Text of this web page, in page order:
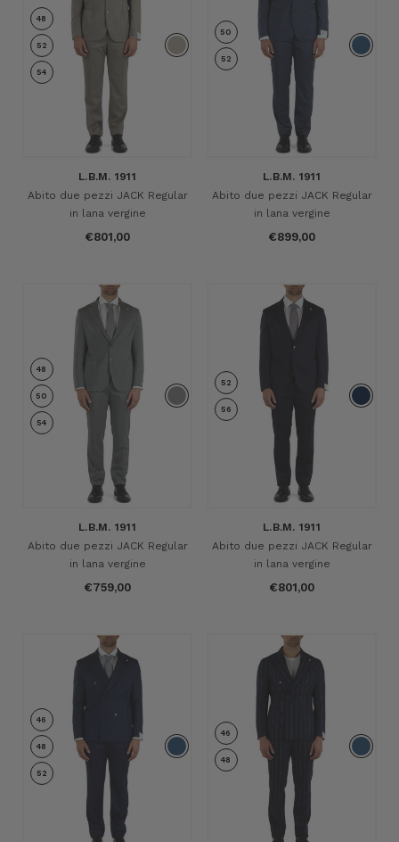
48
52
54
L.B.M. 1911
Abito due pezzi JACK Regular
in lana vergine
€801,00
50
52
L.B.M. 1911
Abito due pezzi JACK Regular
in lana vergine
€899,00
48
50
54
L.B.M. 1911
Abito due pezzi JACK Regular
in lana vergine
€759,00
52
56
L.B.M. 1911
Abito due pezzi JACK Regular
in lana vergine
€801,00
46
48
52
46
48